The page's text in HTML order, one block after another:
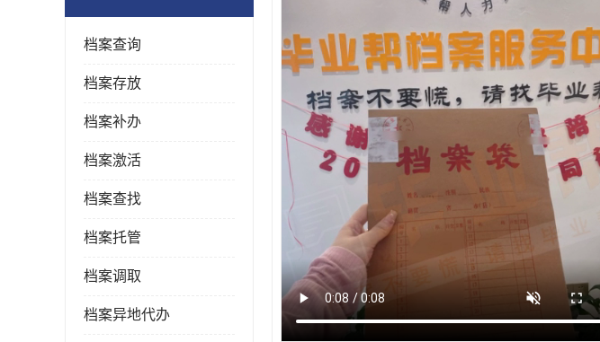
档案查询
档案存放
档案补办
档案激活
档案查找
档案托管
档案调取
档案异地代办